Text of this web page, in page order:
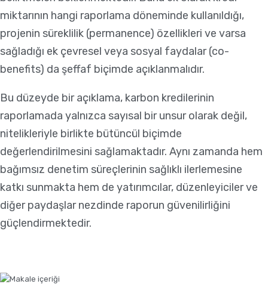
miktarının hangi raporlama döneminde kullanıldığı,
projenin süreklilik (permanence) özellikleri ve varsa
sağladığı ek çevresel veya sosyal faydalar (co-
benefits) da şeffaf biçimde açıklanmalıdır.
Bu düzeyde bir açıklama, karbon kredilerinin
raporlamada yalnızca sayısal bir unsur olarak değil,
nitelikleriyle birlikte bütüncül biçimde
değerlendirilmesini sağlamaktadır. Aynı zamanda hem
bağımsız denetim süreçlerinin sağlıklı ilerlemesine
katkı sunmakta hem de yatırımcılar, düzenleyiciler ve
diğer paydaşlar nezdinde raporun güvenilirliğini
güçlendirmektedir.